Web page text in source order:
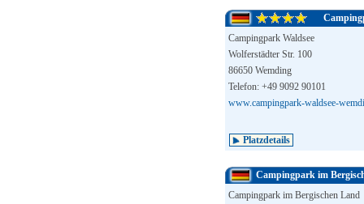
Campingpark Waldsee
Wolferstädter Str. 100
86650 Wemding
Telefon: +49 9092 90101
www.campingpark-waldsee-
Platzdetails
Campingpark im
Campingpark im Bergischen Land